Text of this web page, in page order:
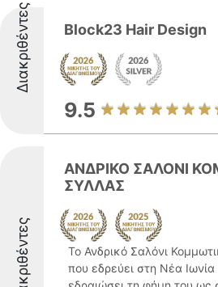
Διακριθέντες Block23 Hair Design
9.5
Διακριθέντες
ΑΝΔΡΙΚΟ ΣΑΛΟΝΙ
ΣΥΛΛΑΣ
Το Ανδρικό Σαλόνι
που εδρεύει στη Νέα Ιωνία